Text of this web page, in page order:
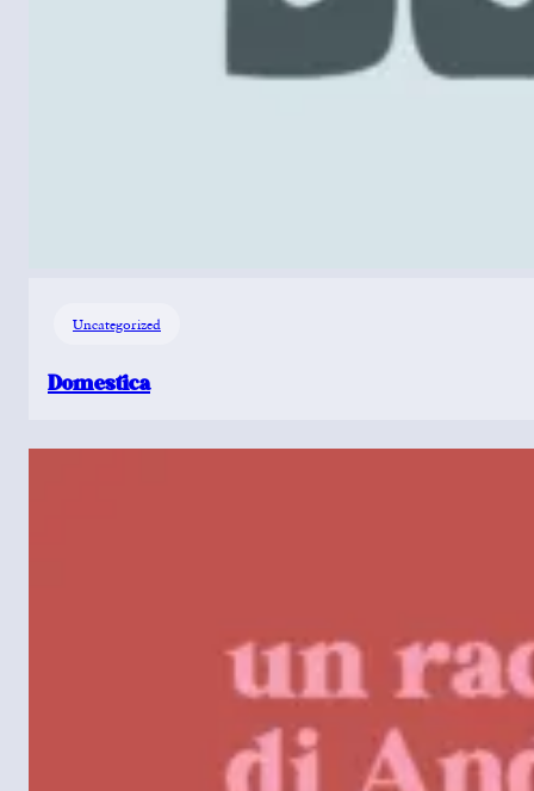
Uncategorized
Domestica